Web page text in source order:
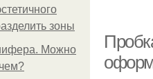
зоны
Можно